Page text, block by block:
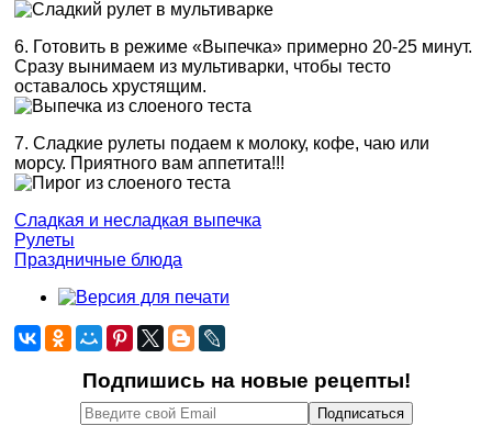
6. Готовить в режиме «Выпечка» примерно 20-25 минут.
Сразу вынимаем из мультиварки, чтобы тесто
оставалось хрустящим.
7. Сладкие рулеты подаем к молоку, кофе, чаю или
морсу. Приятного вам аппетита!!!
Сладкая и несладкая выпечка
Рулеты
Праздничные блюда
Подпишись на новые рецепты!